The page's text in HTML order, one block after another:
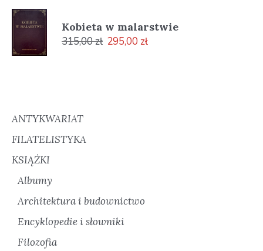
Kobieta w malarstwie
315,00zł Pierwotna
295,00 złAktualna
ANTYKWARIAT
FILATELISTYKA
KSIĄŻKI
Albumy
Architektura i budownictwo
Encyklopedie i słowniki
Filozofia